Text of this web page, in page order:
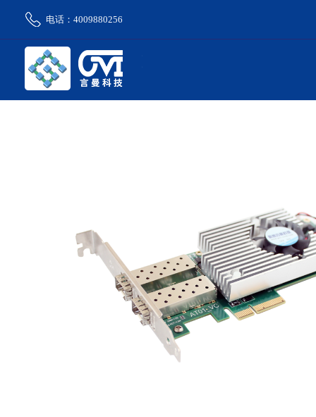
电话：4009880256